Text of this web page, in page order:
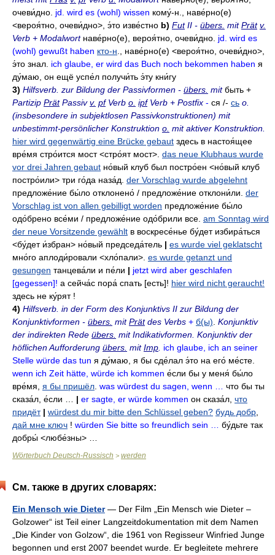
очеви́дно jd. wird es (wohl) wissen кому́-н
наве́рно(е)
<вероя́тно, очеви́дно>, э́то изве́стно b) FutII - übers. mitPrät v.
Verb + Modalwort наве́рно(е) вероя́тно очеви́дно jd. wird es
(wohl) gewußt haben кто-н наве́рно(е) <вероя́тно, очеви́дно>,
э́то знал ich glaube, er wird das Buch noch bekommen haben я
ду́маю он ещё успе́л получи́ть э́ту кни́гу
3) Hilfsverb. zur Bildung der Passivformen - übers. mit быть +
Partizip PrätPassivv. pfVerb o. ipfVerb + Postfix - ся /- сь о.
(insbesondere in subjektlosen Passivkonstruktionen) mit
unbestimmt-persönlicher Konstruktion o. mit aktiver Konstruktion.
hier wird gegenwärtig eine Brücke gebaut здесь в настоя́щее
вре́мя стро́ится мост<стро́ят мост>. das neue Klubhaus wurde
vor drei Jahren gebaut но́вый клуб был постро́ен <но́вый клуб
постро́или> три го́да наза́д der Vorschlag wurde abgelehnt
предложе́ние бы́ло отклонено́ / предложе́ние отклони́ли der
Vorschlag ist von allen gebilligt worden предложе́ние бы́ло
одо́брено все́ми / предложе́ние одо́брили все am Sonntag wird
der neue Vorsitzende gewählt в воскресе́нье бу́дет избира́ться
<бу́дет и́збран> но́вый председа́тель | es wurde viel geklatscht
мно́го аплоди́ровали <хло́пали>. es wurde getanzt und
gesungen танцева́ли и пе́ли | jetzt wird aber geschlafen
[gegessen]! а сейча́с пора́ спать [есть]! hier wird nicht geraucht!
здесь не ку́рят!
4) Hilfsverb. in der Form des Konjunktivs II zur Bildung der
Konjunktivformen - übers. mitPrätdes Verbs + б(ы) Konjunktiv
der indirekten Rede übers. mit Indikativformen. Konjunktiv der
höflichen Aufforderung übers. mitImp ich glaube, ich an seiner
Stelle würde das tun я ду́маю я бы сде́лал э́то на его́ ме́сте
wenn ich Zeit hätte, würde ich kommen е́сли бы у меня́ бы́ло
вре́мя я бы пришёл was würdest du sagen, wenn … что бы ты
сказа́л е́сли … | er sagte, er würde kommen он сказа́л что
придёт | würdest du mir bitte den Schlüssel geben? будь добр
дай мне ключ ! würden Sie bitte so freundlich sein … бу́дьте так
добры́ <любе́зны> …
Wörterbuch Deutsch-Russisch > werden
См. также в других словарях:
Ein Mensch wie Dieter— Der Film „Ein Mensch wie Dieter –
Golzower“ ist Teil einer Langzeitdokumentation mit dem Namen
„Die Kinder von Golzow“, die 1961 von Regisseur Winfried Junge
begonnen und erst 2007 beendet wurde. Er begleitete mehrere